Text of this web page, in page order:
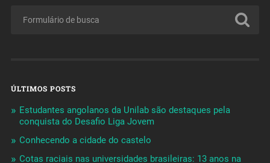
ÚLTIMOS POSTS
Estudantes angolanos da Unilab são destaques pela
conquista do Desafio Liga Jovem
Conhecendo a cidade do castelo
Cotas raciais nas universidades brasileiras: 13 anos na